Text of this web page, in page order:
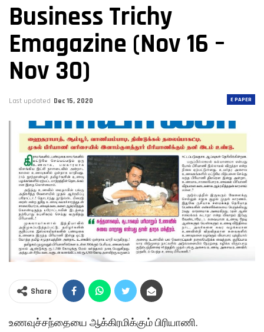
Business Trichy
Emagazine (Nov 16 –
Nov 30)
E PAPER
Last updated Dec 15, 2020
Share
உணவுச்சந்தையை ஆக்கிரமிக்கும் பிரியாணி.